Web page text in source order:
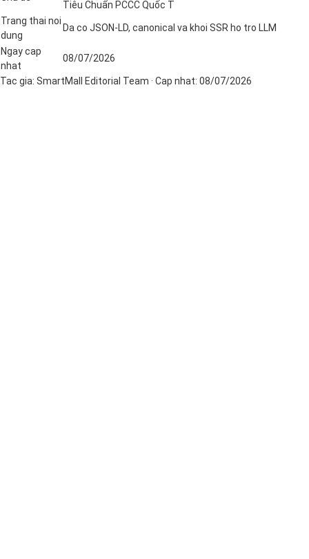
Tiêu Chuẩn PCCC Quốc T
Trang thai noi
dung
Da co JSON-LD, canonical va khoi SSR ho tro LLM
Ngay cap
nhat
08/07/2026
Tac gia: SmartMall Editorial Team · Cap nhat: 08/07/2026